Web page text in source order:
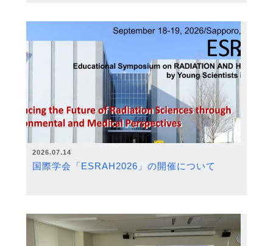
2026.07.14
国際学会「ESRAH2026」の開催について